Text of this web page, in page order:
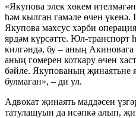
«Якупова элек хөкем
һәм кылган гамәле өчен
Якупова махсус хәрби
ярдәм күрсәтте. Юл-транспорт
килгәндә, бу – аның
аның гомерен коткару өчен
бәйле. Якупованың җинаятьне
булмаган», – ди ул.
Адвокат җинаять маддәсен
татулашуын да исәпкә алып,